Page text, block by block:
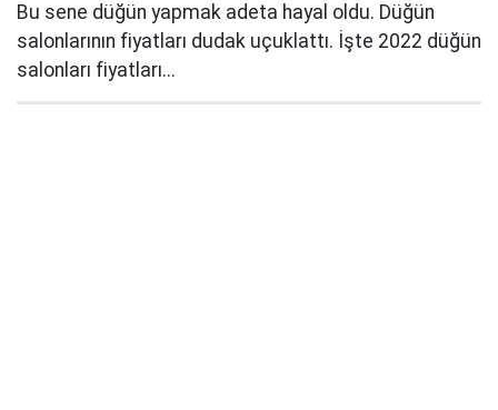
Bu sene düğün yapmak adeta hayal oldu. Düğün
salonlarının fiyatları dudak uçuklattı. İşte 2022 düğün
salonları fiyatları...